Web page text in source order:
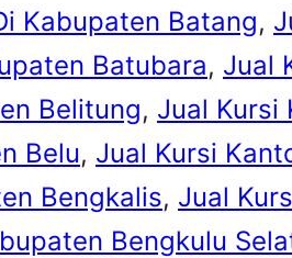
Kabupaten Batang,
Batubara, Jual
Belitung, Jual Kursi
Belu, Jual Kursi
Bengkalis, Jual
Bengkulu